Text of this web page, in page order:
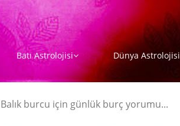
Batı Astrolojisi Dünya Astrolojisi
Balık burcu için günlük burç yorumu...